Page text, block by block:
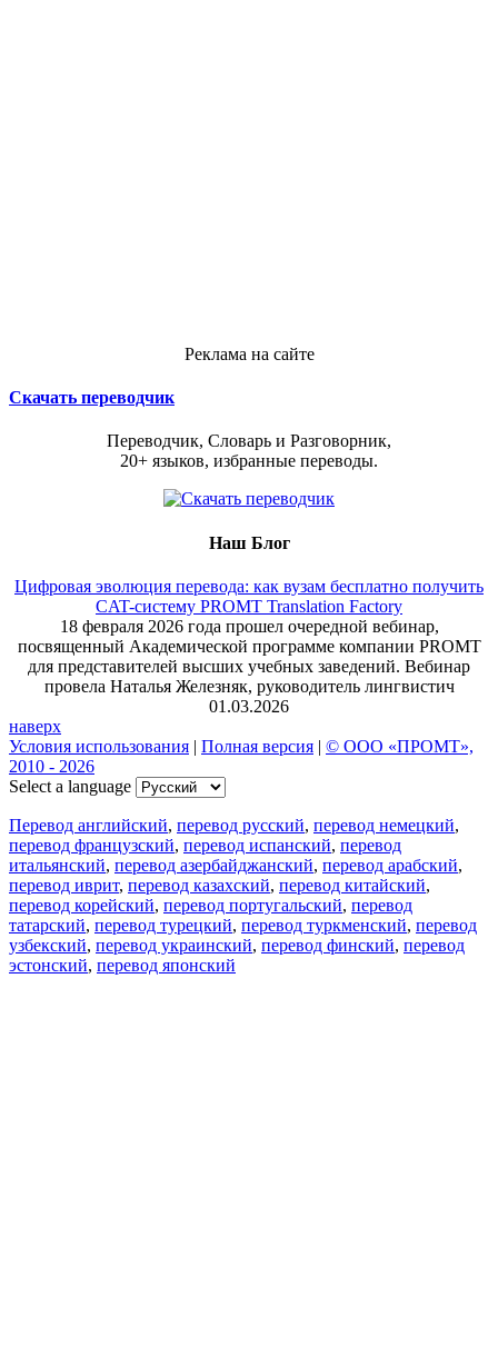
Реклама на сайте
Скачать переводчик
Переводчик, Словарь и Разговорник,
20+ языков, избранные переводы.
Наш Блог
Цифровая эволюция перевода: как вузам бесплатно получить
CAT-систему PROMT Translation Factory
18 февраля 2026 года прошел очередной вебинар,
посвященный Академической программе компании PROMT
для представителей высших учебных заведений. Вебинар
провела Наталья Железняк, руководитель лингвистич
01.03.2026
наверх
Условия использования | Полная версия | © ООО «ПРОМТ»,
2010 - 2026
Select a language
Перевод английский, перевод русский, перевод немецкий,
перевод французский, перевод испанский, перевод
итальянский, перевод азербайджанский, перевод арабский,
перевод иврит, перевод казахский, перевод китайский,
перевод корейский, перевод португальский, перевод
татарский, перевод турецкий, перевод туркменский, перевод
узбекский, перевод украинский, перевод финский, перевод
эстонский, перевод японский